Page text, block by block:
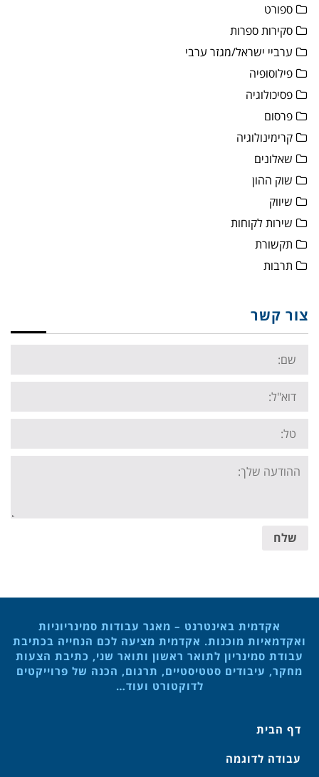
ספורט
סקירות ספרות
ערביי ישראל/מגזר ערבי
פילוסופיה
פסיכולוגיה
פרסום
קרימינולוגיה
שאלונים
שוק ההון
שיווק
שירות לקוחות
תקשורת
תרבות
צור קשר
Name:
Email:
Tel:
Your
message:
שלח
אקדמית באינטרנט – מאגר עבודות סמינריוניות
ואקדמאיות מוכנות. אקדמית מציעה לכם הנחייה בכתיבת
עבודת סמינריון לתואר ראשון ותואר שני, כתיבת הצעות
מחקר, עיבודים סטטיסטיים, תרגום, הכנה של פרוייקטים
לדוקטורט ועוד…
דף הבית
עבודה לדוגמה